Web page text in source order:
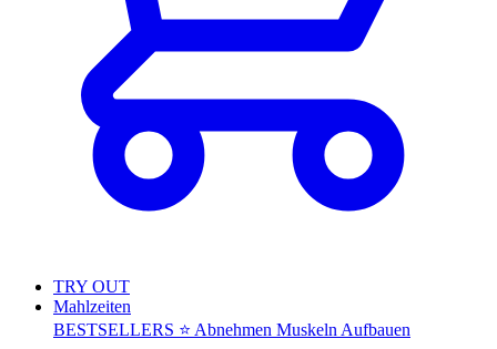
TRY OUT
Mahlzeiten
BESTSELLERS ⭐ Abnehmen Muskeln Aufbauen